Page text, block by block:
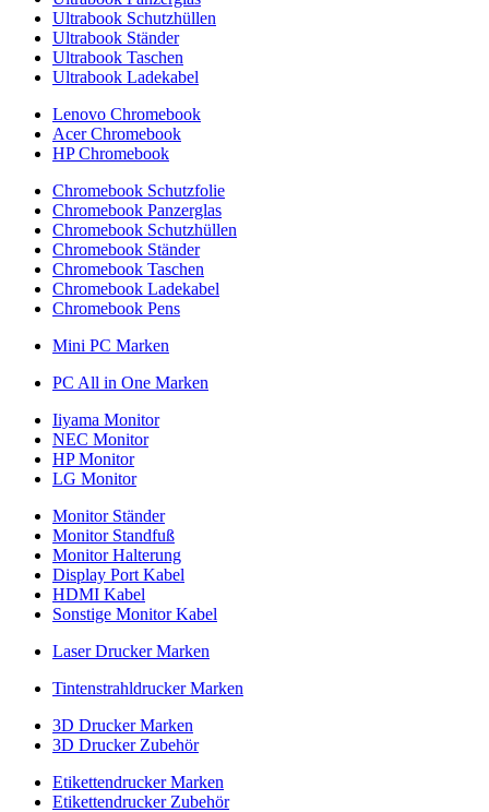
Ultrabook Schutzhüllen
Ultrabook Ständer
Ultrabook Taschen
Ultrabook Ladekabel
Lenovo Chromebook
Acer Chromebook
HP Chromebook
Chromebook Schutzfolie
Chromebook Panzerglas
Chromebook Schutzhüllen
Chromebook Ständer
Chromebook Taschen
Chromebook Ladekabel
Chromebook Pens
Mini PC Marken
PC All in One Marken
Iiyama Monitor
NEC Monitor
HP Monitor
LG Monitor
Monitor Ständer
Monitor Standfuß
Monitor Halterung
Display Port Kabel
HDMI Kabel
Sonstige Monitor Kabel
Laser Drucker Marken
Tintenstrahldrucker Marken
3D Drucker Marken
3D Drucker Zubehör
Etikettendrucker Marken
Etikettendrucker Zubehör